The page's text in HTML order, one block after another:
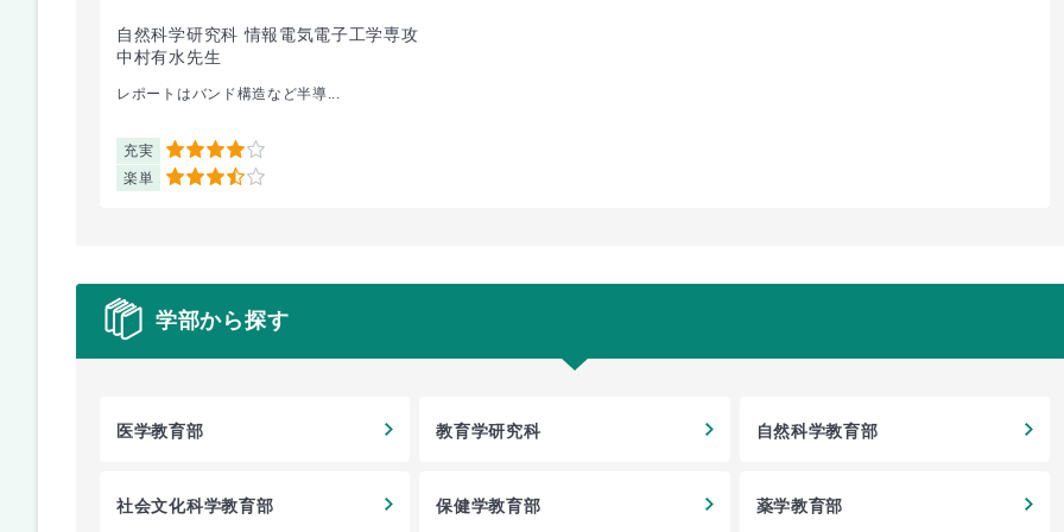
自然科学研究科 情報電気電子工学専攻
中村有水先生
レポートはバンド構造など半導...
充実 4
楽単 3.5
学部から探す
医学教育部 教育学研究科 自然科学教育部
社会文化科学教育部 保健学教育部 薬学教育部